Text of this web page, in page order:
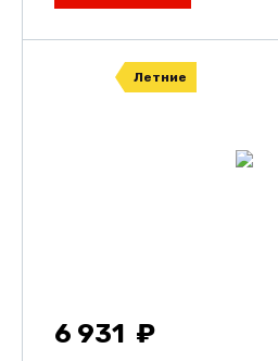
Летние
6 931